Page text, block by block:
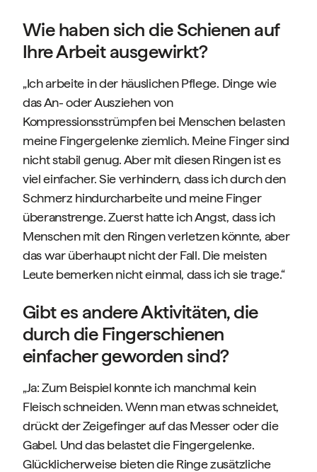
Wie haben sich die Schienen auf
Ihre Arbeit ausgewirkt?
„Ich arbeite in der häuslichen Pflege. Dinge wie
das An- oder Ausziehen von
Kompressionsstrümpfen bei Menschen belasten
meine Fingergelenke ziemlich. Meine Finger sind
nicht stabil genug. Aber mit diesen Ringen ist es
viel einfacher. Sie verhindern, dass ich durch den
Schmerz hindurcharbeite und meine Finger
überanstrenge. Zuerst hatte ich Angst, dass ich
Menschen mit den Ringen verletzen könnte, aber
das war überhaupt nicht der Fall. Die meisten
Leute bemerken nicht einmal, dass ich sie trage.“
Gibt es andere Aktivitäten, die
durch die Fingerschienen
einfacher geworden sind?
„Ja: Zum Beispiel konnte ich manchmal kein
Fleisch schneiden. Wenn man etwas schneidet,
drückt der Zeigefinger auf das Messer oder die
Gabel. Und das belastet die Fingergelenke.
Glücklicherweise bieten die Ringe zusätzliche